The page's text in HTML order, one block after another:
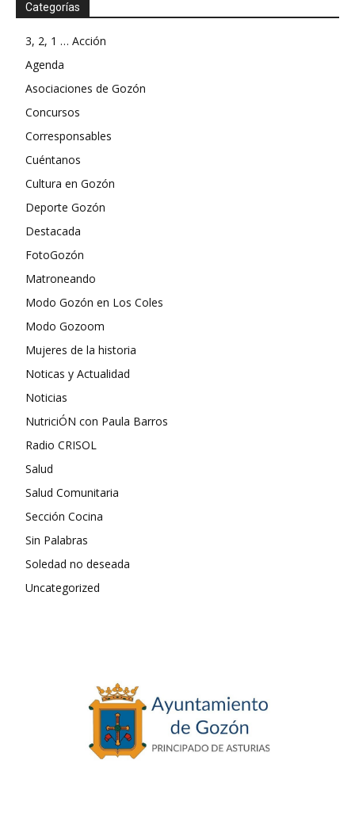
Categorías
3, 2, 1 … Acción
Agenda
Asociaciones de Gozón
Concursos
Corresponsables
Cuéntanos
Cultura en Gozón
Deporte Gozón
Destacada
FotoGozón
Matroneando
Modo Gozón en Los Coles
Modo Gozoom
Mujeres de la historia
Noticas y Actualidad
Noticias
NutriciÓN con Paula Barros
Radio CRISOL
Salud
Salud Comunitaria
Sección Cocina
Sin Palabras
Soledad no deseada
Uncategorized